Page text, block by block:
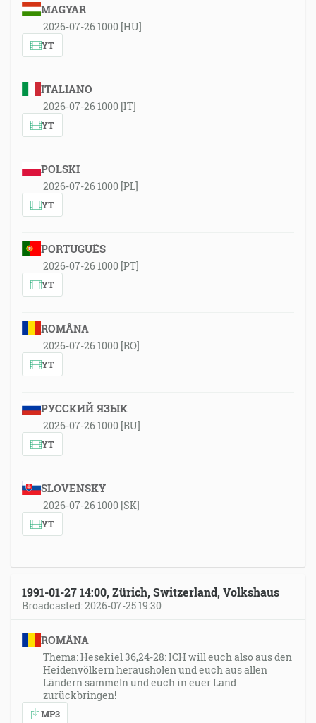
MAGYAR
2026-07-26 1000 [HU]
YT
ITALIANO
2026-07-26 1000 [IT]
YT
POLSKI
2026-07-26 1000 [PL]
YT
PORTUGUÊS
2026-07-26 1000 [PT]
YT
ROMÂNA
2026-07-26 1000 [RO]
YT
РУССКИЙ ЯЗЫК
2026-07-26 1000 [RU]
YT
SLOVENSKY
2026-07-26 1000 [SK]
YT
1991-01-27 14:00, Zürich, Switzerland, Volkshaus
Broadcasted: 2026-07-25 19:30
ROMÂNA
Thema: Hesekiel 36,24-28: ICH will euch also aus den
Heidenvölkern herausholen und euch aus allen
Ländern sammeln und euch in euer Land
zurückbringen!
MP3